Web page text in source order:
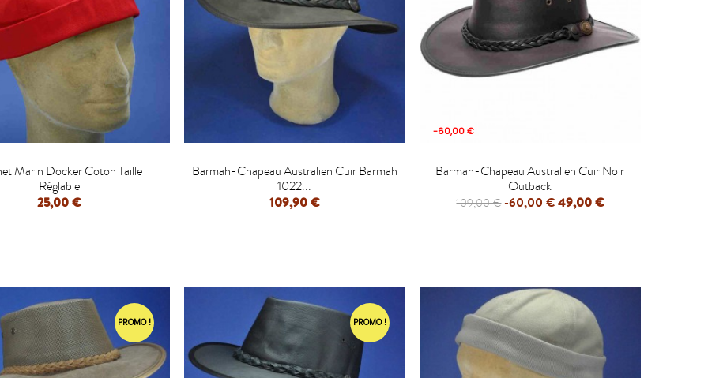
Marin Docker Coton Taille
Réglable
25,00 €

Barmah-Chapeau Australien Cuir Barmah
1022...
109,90 €
-60,00 €

Barmah-Chapeau Australien Cuir Noir
Outback
109,00 € -60,00 €49,00 €
PROMO ! PROMO !